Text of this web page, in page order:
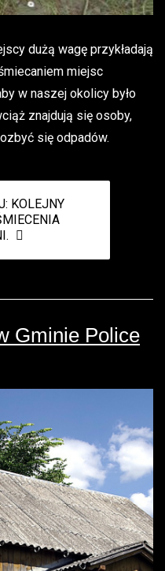
dużą wagę przykładają
miejsc
w naszej okolicy było
znajdują się osoby,
się odpadów.
KOLEJNY
Gminie Police